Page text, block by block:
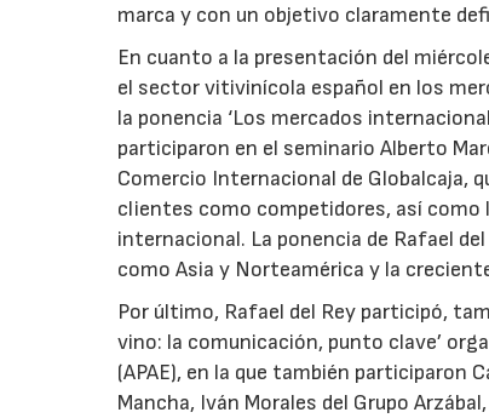
marca y con un objetivo claramente
En cuanto a la presentación del
el sector vitivinícola español en los
la ponencia ‘Los mercados
participaron en el seminario Alberto
Comercio Internacional de Globalcaja,
clientes como competidores, así como
internacional. La ponencia de Rafael
como Asia y Norteamérica y la
Por último, Rafael del Rey participó,
vino: la comunicación, punto clave’
(APAE), en la que también participaron
Mancha, Iván Morales del Grupo